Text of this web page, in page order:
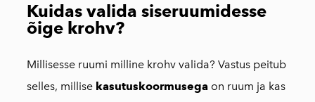
Kuidas valida siseruumidesse
õige krohv?
Millisesse ruumi milline krohv valida? Vastus peitub
selles, millise kasutuskoormusega on ruum ja kas